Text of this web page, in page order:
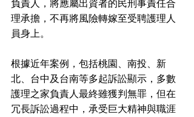
負責人，將應屬出資者的民刑事責任合
理承擔，不再將風險轉嫁至受聘護理人
員身上。
根據近年案例，包括桃園、南投、新
北、台中及台南等多起訴訟顯示，多數
護理之家負責人最終雖獲判無罪，但在
冗長訴訟過程中，承受巨大精神與職涯